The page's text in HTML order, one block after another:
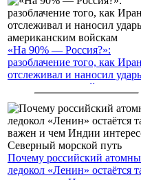
«На 90% — Россия?»:
разоблачение того, как Иран
отслеживал и наносил
американским войскам
Почему российский
ледокол «Ленин» остаётся